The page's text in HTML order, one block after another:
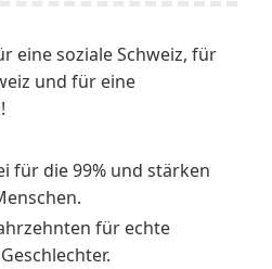
eine soziale Schweiz, für
und für eine
für die 99% und stärken
für echte